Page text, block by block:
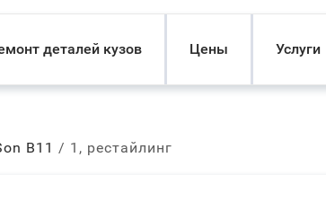
деталей кузов Цены Услуги
B11 1, рестайлинг